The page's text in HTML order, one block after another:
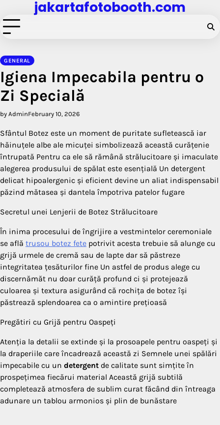
to
content
jakartafotobooth.com
GENERAL
Igiena Impecabila pentru o
Zi Specială
by AdminFebruary 10, 2026
Sfântul Botez este un moment de puritate sufletească iar
hăinuțele albe ale micuței simbolizează această curățenie
întrupată Pentru ca ele să rămână strălucitoare și imaculate
alegerea produsului de spălat este esențială Un detergent
delicat hipoalergenic și eficient devine un aliat indispensabil
păzind mătasea și dantela împotriva patelor fugare
Secretul unei Lenjerii de Botez Strălucitoare
În inima procesului de îngrijire a vestmintelor ceremoniale
se află trusou botez fete potrivit acesta trebuie să alunge cu
grijă urmele de cremă sau de lapte dar să păstreze
integritatea țesăturilor fine Un astfel de produs alege cu
discernămăt nu doar curăță profund ci și protejează
culoarea și textura asigurând că rochița de botez își
păstrează splendoarea ca o amintire prețioasă
Pregătiri cu Grijă pentru Oaspeți
Atenția la detalii se extinde și la prosoapele pentru oaspeți și
la draperiile care încadrează această zi Semnele unei spălări
impecabile cu un detergent de calitate sunt simțite în
prospețimea fiecărui material Această grijă subtilă
completează atmosfera de sublim curat făcând din întreaga
adunare un tablou armonios și plin de bunăstare